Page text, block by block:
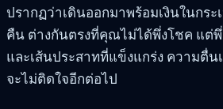
ปรากฏว่าเดินออกมาพร้อมเงินในกร
คืน ต่างกันตรงที่คุณไม่ได้พึ่งโชค แต่พึ่
และเส้นประสาทที่แข็งแกร่ง ความตื่
จะไม่ติดใจอีกต่อไป